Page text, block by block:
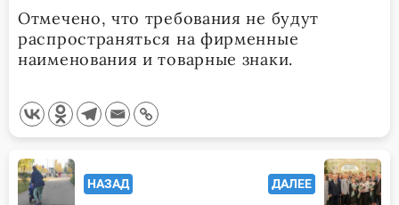
Отмечено, что требования не будут
распространяться на фирменные
наименования и товарные знаки.
<span
class="nav-НАЗАД ДАЛЕЕ